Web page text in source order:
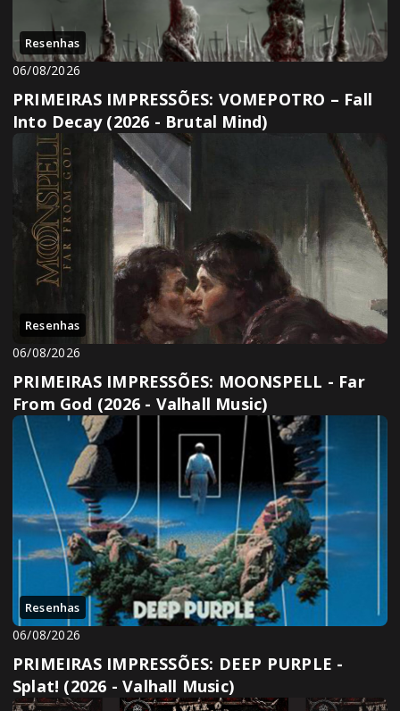
Resenhas
06/08/2026
PRIMEIRAS IMPRESSÕES: VOMEPOTRO – Fall
Into Decay (2026 - Brutal Mind)
Resenhas
06/08/2026
PRIMEIRAS IMPRESSÕES: MOONSPELL - Far
From God (2026 - Valhall Music)
Resenhas
06/08/2026
PRIMEIRAS IMPRESSÕES: DEEP PURPLE -
Splat! (2026 - Valhall Music)